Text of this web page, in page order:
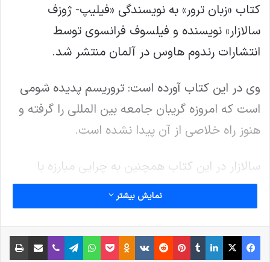
کتاب «زبان ترور» به نویسندگی «فیلیپ- ژوزف
سالازار» نویسنده و فیلسوف فرانسوی توسط
انتشارات رندوم هاوس در آلمان منتشر شد.
وی در این کتاب آورده است: تروریسم پدیده شومی
است که امروزه گریبان جامعه بین المللی را گرفته و
هنوز راه خلاصی از آن پیدا نشده است.
سالازار در این کتاب همچنین به چرایی مبارزه با
گروههای تکفیری مانند داعش اشاره کرده و نوشته
است: گروههای تکفیری براستی چه کسانی هستند،
چرا جامعه بین الملل نتوانسته حتی هنوز بر سر اسم
آنها به توافق نظر رسیده و نام واحدی از آنها در
نمایش بیشتر
فیس بوک X لینکدین
‫تامبلر‫پین‌ترست
‫رددیت‫VKontakte
‫Odnoklassniki
پاکتواتس آپ تلگراموایبر اشتراک گذاری از طریق ایمیل